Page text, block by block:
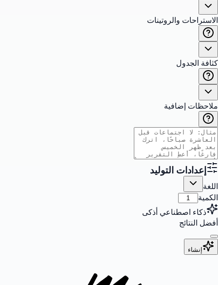
الاستراحات والروتينات
كثافة الجدول
ملاحظات إضافية
إعدادات التوليد
اللغة
الكمية
ذكاء اصطناعي أذكى
أفضل النتائج
إنشاء